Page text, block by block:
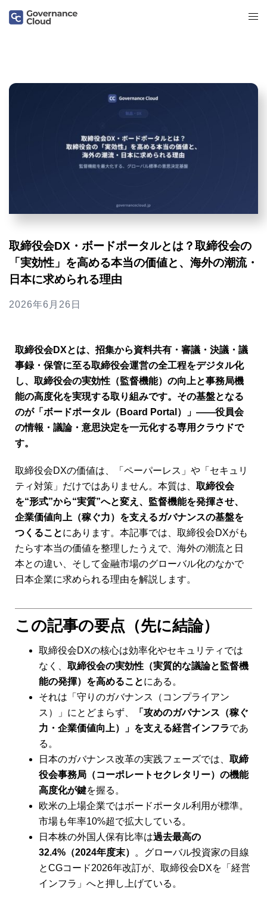
取締役会DX・ボードポータルとは？取締役会の
「実効性」を高める本当の価値と、海外の潮流・
日本に求められる理由
2026年6月26日
取締役会DXとは、招集から資料共有・審議・決議・議
事録・保管に至る取締役会運営の全工程をデジタル化
し、取締役会の実効性（監督機能）の向上と事務局機
能の高度化を実現する取り組みです。その基盤となる
のが「ボードポータル（Board Portal）」――役員会
の情報・議論・意思決定を一元化する専用クラウドで
す。
取締役会DXの価値は、「ペーパーレス」や「セキュリ
ティ対策」だけではありません。本質は、 取締役会
を“形式”から“実質”へと変え、監督機能を発揮させ、
企業価値向上（稼ぐ力）を支えるガバナンスの基盤を
つくることにあります。本記事では、取締役会DXがも
たらす本当の価値を整理したうえで、海外の潮流と日
本との違い、そして金融市場のグローバル化のなかで
日本企業に求められる理由を解説します。
この記事の要点（先に結論）
取締役会DXの核心は効率化やセキュリティでは
なく、 取締役会の実効性（実質的な議論と監督機
能の発揮）を高めることにある。
それは「守りのガバナンス（コンプライアン
ス）」にとどまらず、
「攻めのガバナンス（稼ぐ
力・企業価値向上）」を支える経営インフラであ
る。
日本のガバナンス改革の実践フェーズでは、 取締
役会事務局（コーポレートセクレタリー）の機能
高度化が鍵を握る。
欧米の上場企業ではボードポータル利用が標準。
市場も年率10%超で拡大している。
日本株の外国人保有比率は過去最高の
32.4%（2024年度末） 。グローバル投資家の目線
とCGコード2026年改訂が、取締役会DXを「経営
インフラ」へと押し上げている。